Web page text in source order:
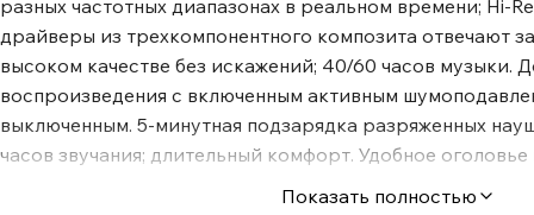
разных частотных диапазонах в реальном времени; Hi-
драйверы из трехкомпонентного композита отвечают
высоком качестве без искажений; 40/60 часов музыки.
воспроизведения с включенным активным
выключенным. 5-минутная подзарядка разряженных
часов звучания; длительный комфорт. Удобное
наушники приятно носить, не снимая, в течение целого
Показать полностью